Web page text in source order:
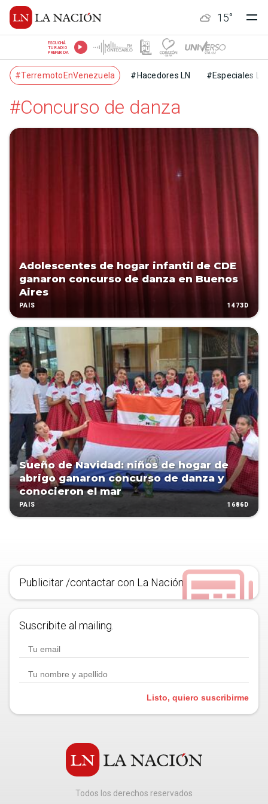
15°
ESCUCHÁ
TU RADIO
PREFERIDA
#TerremotoEnVenezuela #Hacedores LN #Especiales LN
#Concurso de danza
Adolescentes de hogar infantil de CDE
ganaron concurso de danza en Buenos
Aires
PAÍS 1473D
Sueño de Navidad: niños de hogar de
abrigo ganaron concurso de danza y
conocieron el mar
PAÍS 1686D
Publicitar /contactar con La Nación
Suscribite al mailing.
Listo, quiero suscribirme
Todos los derechos reservados